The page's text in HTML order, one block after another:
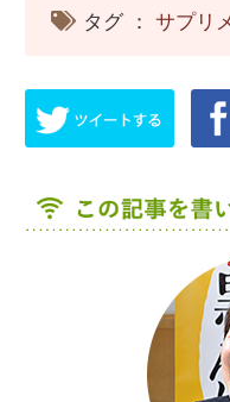
タグ ：サプリ